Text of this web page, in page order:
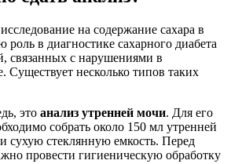
на содержание сахара в
роль в диагностике сахарного диабета
связанных с нарушениями в
Существует несколько типов таких
это анализ утренней мочи. Для его
собрать около 150 мл утренней
сухую стеклянную емкость. Перед
провести гигиеническую обработку